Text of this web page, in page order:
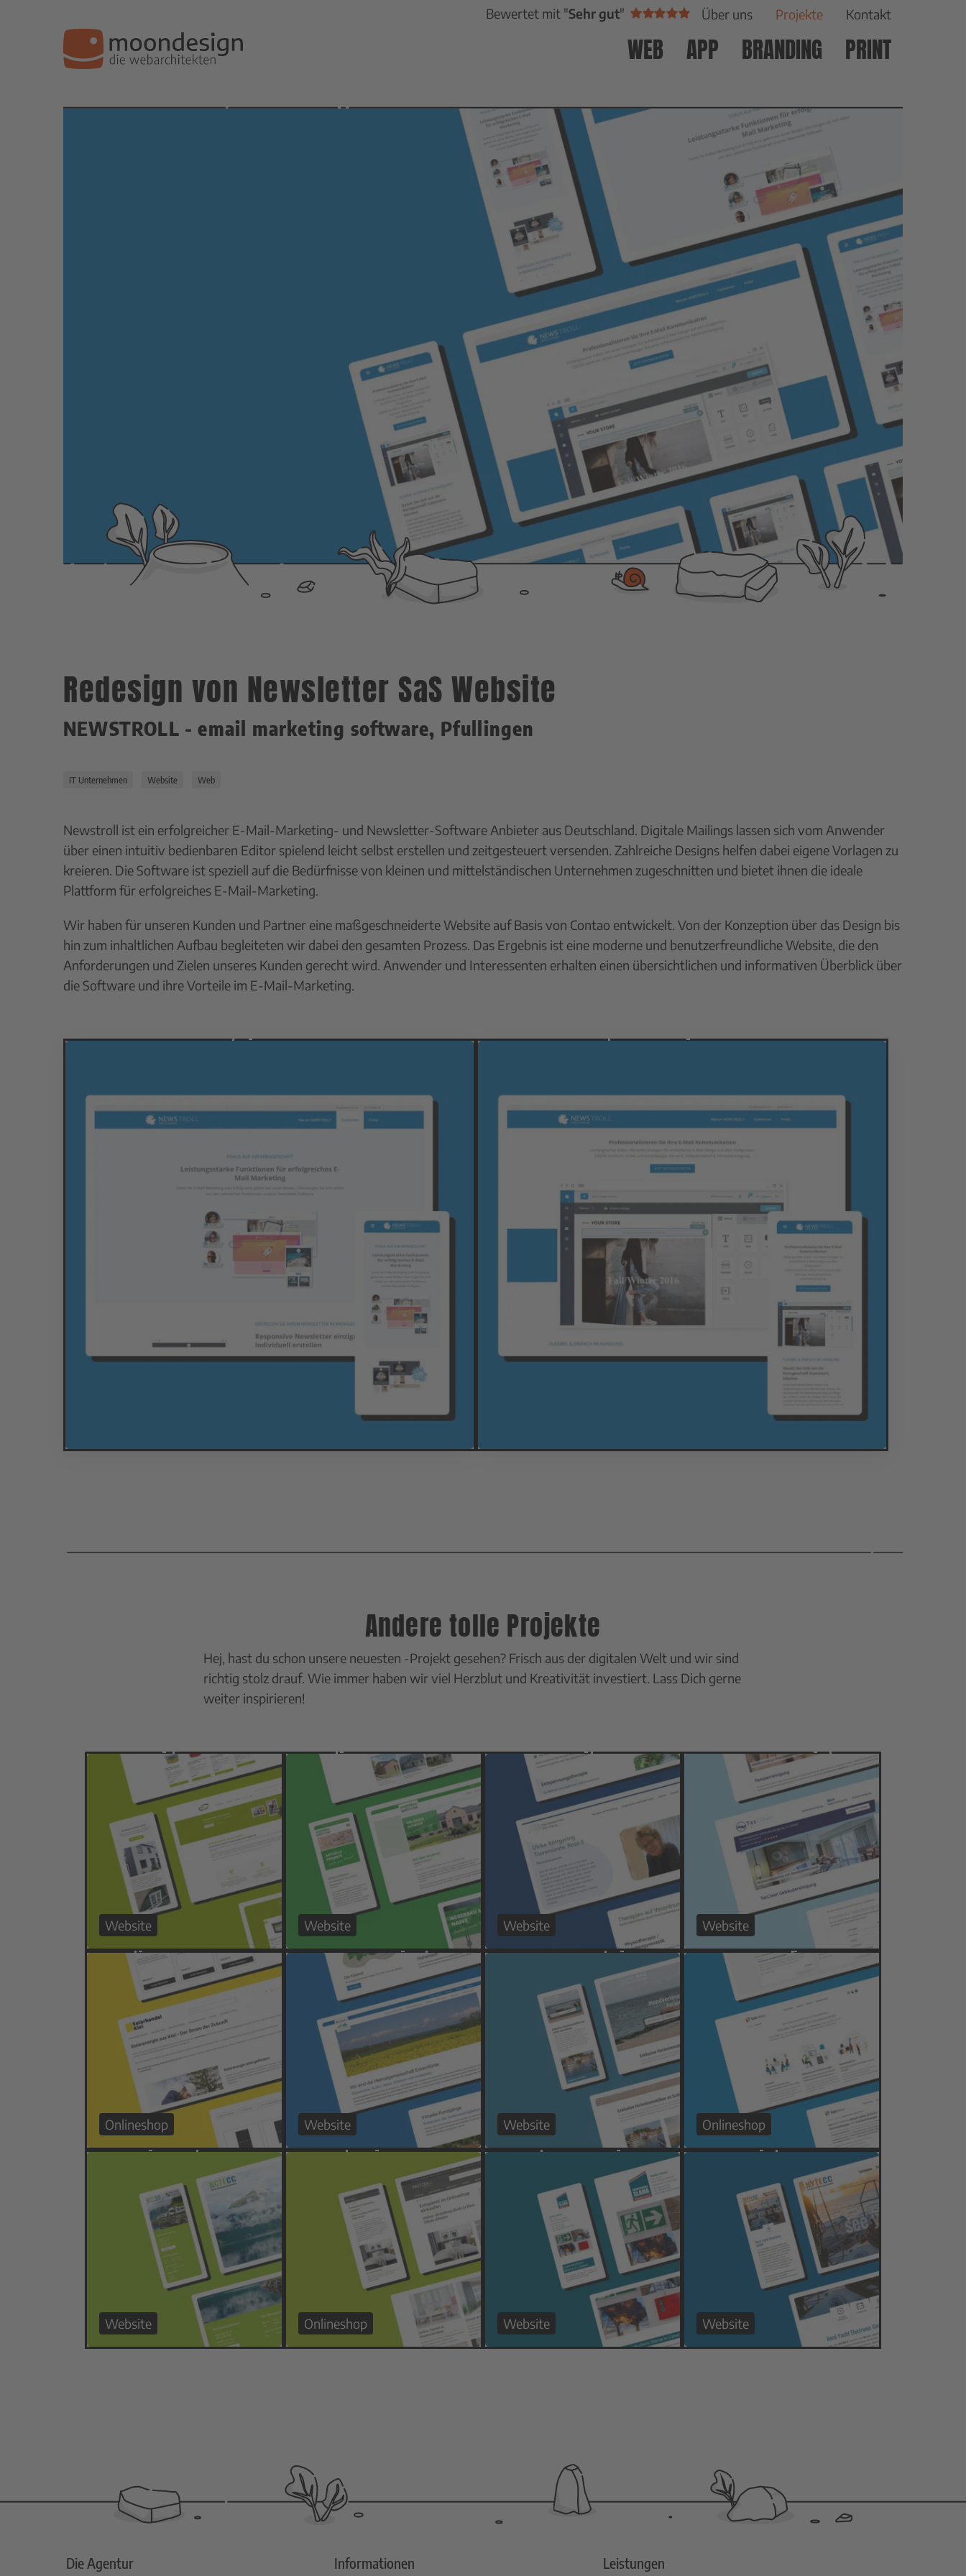
Bewertet mit "Sehr gut" Über uns Projekte Kontakt
WEB APP BRANDING PRINT
Redesign von Newsletter SaS Website
NEWSTROLL - email marketing software, Pfullingen
IT Unternehmen Website Web
Newstroll ist ein erfolgreicher E-Mail-Marketing- und Newsletter-Software Anbieter aus Deutschland. Digitale Mailings lassen sich vom Anwender
über einen intuitiv bedienbaren Editor spielend leicht selbst erstellen und zeitgesteuert versenden. Zahlreiche Designs helfen dabei eigene Vorlagen zu
kreieren. Die Software ist speziell auf die Bedürfnisse von kleinen und mittelständischen Unternehmen zugeschnitten und bietet ihnen die ideale
Plattform für erfolgreiches E-Mail-Marketing.
Wir haben für unseren Kunden und Partner eine maßgeschneiderte Website auf Basis von Contao entwickelt. Von der Konzeption über das Design bis
hin zum inhaltlichen Aufbau begleiteten wir dabei den gesamten Prozess. Das Ergebnis ist eine moderne und benutzerfreundliche Website, die den
Anforderungen und Zielen unseres Kunden gerecht wird. Anwender und Interessenten erhalten einen übersichtlichen und informativen Überblick über
die Software und ihre Vorteile im E-Mail-Marketing.
Andere tolle Projekte
Hej, hast du schon unsere neuesten -Projekt gesehen? Frisch aus der digitalen Welt und wir sind
richtig stolz drauf. Wie immer haben wir viel Herzblut und Kreativität investiert. Lass Dich gerne
weiter inspirieren!
Website Website Website Website
Onlineshop Website Website Onlineshop
Website Onlineshop Website Website
Die Agentur Informationen Leistungen